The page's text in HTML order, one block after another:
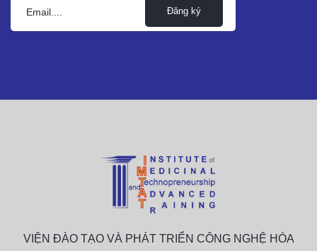
Đăng ký
VIỆN ĐÀO TẠO VÀ PHÁT TRIỂN CÔNG NGHỆ HÓA